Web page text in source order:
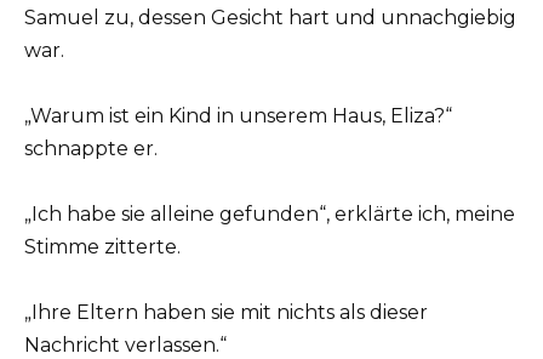
Samuel zu, dessen Gesicht hart und unnachgiebig
war.
„Warum ist ein Kind in unserem Haus, Eliza?“
schnappte er.
„Ich habe sie alleine gefunden“, erklärte ich, meine
Stimme zitterte.
„Ihre Eltern haben sie mit nichts als dieser
Nachricht verlassen.“